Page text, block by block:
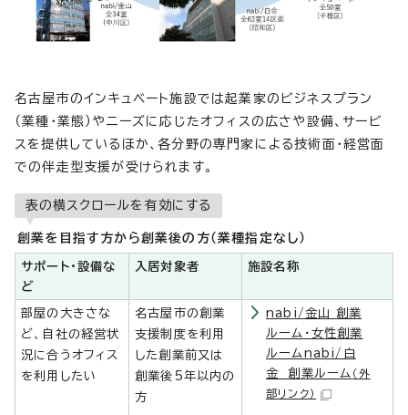
名古屋市のインキュベート施設では起業家のビジネスプラン
（業種・業態）やニーズに応じたオフィスの広さや設備、サービ
スを提供しているほか、各分野の専門家による技術面・経営面
での伴走型支援が受けられます。
表の横スクロールを有効にする
創業を目指す方から創業後の方（業種指定なし）
サポート・設備な
ど
入居対象者 施設名称
部屋の大きさな
ど、自社の経営状
況に合うオフィス
を利用したい
名古屋市の創業
支援制度を利用
した創業前又は
創業後5年以内の
方
nabi/金山 創業
ルーム・女性創業
ルームnabi/白
金 創業ルーム （外
部リンク）